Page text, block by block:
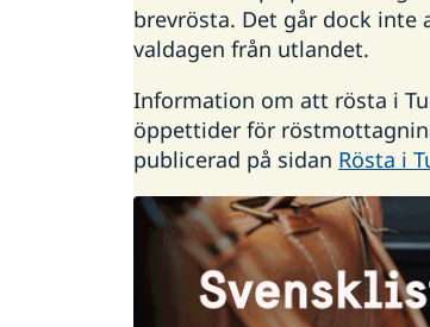
brevrösta. Det går dock inte
valdagen från utlandet.
Information om att rösta i
öppettider för
publicerad på sidan Rösta i